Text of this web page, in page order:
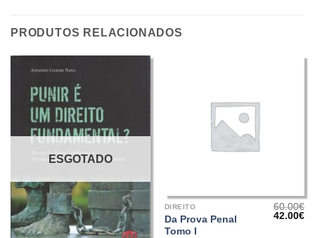
PRODUTOS RELACIONADOS
ESGOTADO
DIREITO
Da Prova Penal
Tomo I
60.00€
O
42.00€O